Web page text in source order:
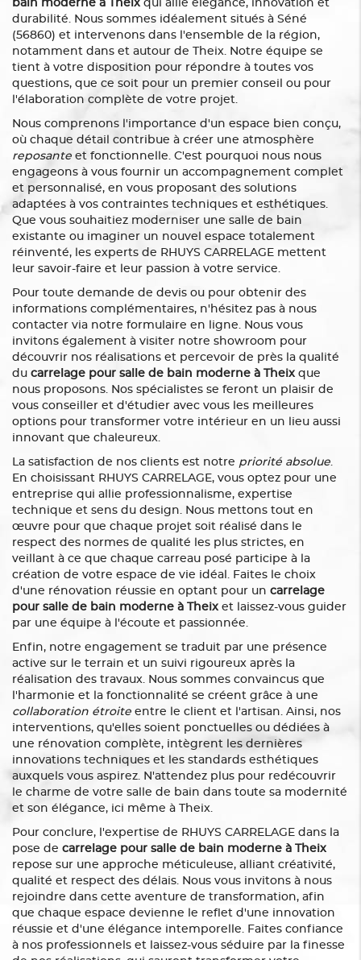
bain moderne à Theix qui allie élégance, innovation et
durabilité. Nous sommes idéalement situés à Séné
(56860) et intervenons dans l'ensemble de la région,
notamment dans et autour de Theix. Notre équipe se
tient à votre disposition pour répondre à toutes vos
questions, que ce soit pour un premier conseil ou pour
l'élaboration complète de votre projet.
Nous comprenons l'importance d'un espace bien conçu,
où chaque détail contribue à créer une atmosphère
reposante et fonctionnelle. C'est pourquoi nous nous
engageons à vous fournir un accompagnement complet
et personnalisé, en vous proposant des solutions
adaptées à vos contraintes techniques et esthétiques.
Que vous souhaitiez moderniser une salle de bain
existante ou imaginer un nouvel espace totalement
réinventé, les experts de RHUYS CARRELAGE mettent
leur savoir-faire et leur passion à votre service.
Pour toute demande de devis ou pour obtenir des
informations complémentaires, n'hésitez pas à nous
contacter via notre formulaire en ligne. Nous vous
invitons également à visiter notre showroom pour
découvrir nos réalisations et percevoir de près la qualité
du carrelage pour salle de bain moderne à Theix que
nous proposons. Nos spécialistes se feront un plaisir de
vous conseiller et d'étudier avec vous les meilleures
options pour transformer votre intérieur en un lieu aussi
innovant que chaleureux.
La satisfaction de nos clients est notre priorité absolue.
En choisissant RHUYS CARRELAGE, vous optez pour une
entreprise qui allie professionnalisme, expertise
technique et sens du design. Nous mettons tout en
œuvre pour que chaque projet soit réalisé dans le
respect des normes de qualité les plus strictes, en
veillant à ce que chaque carreau posé participe à la
création de votre espace de vie idéal. Faites le choix
d'une rénovation réussie en optant pour un carrelage
pour salle de bain moderne à Theix et laissez-vous guider
par une équipe à l'écoute et passionnée.
Enfin, notre engagement se traduit par une présence
active sur le terrain et un suivi rigoureux après la
réalisation des travaux. Nous sommes convaincus que
l'harmonie et la fonctionnalité se créent grâce à une
collaboration étroite entre le client et l'artisan. Ainsi, nos
interventions, qu'elles soient ponctuelles ou dédiées à
une rénovation complète, intègrent les dernières
innovations techniques et les standards esthétiques
auxquels vous aspirez. N'attendez plus pour redécouvrir
le charme de votre salle de bain dans toute sa modernité
et son élégance, ici même à Theix.
Pour conclure, l'expertise de RHUYS CARRELAGE dans la
pose de carrelage pour salle de bain moderne à Theix
repose sur une approche méticuleuse, alliant créativité,
qualité et respect des délais. Nous vous invitons à nous
rejoindre dans cette aventure de transformation, afin
que chaque espace devienne le reflet d'une innovation
réussie et d'une élégance intemporelle. Faites confiance
à nos professionnels et laissez-vous séduire par la finesse